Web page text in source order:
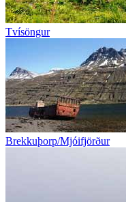
Tvísöngur
Brekkuþorp/Mjóifjörður